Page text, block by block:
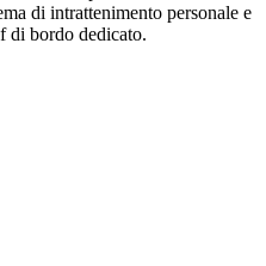
di intrattenimento personale e
di bordo dedicato.